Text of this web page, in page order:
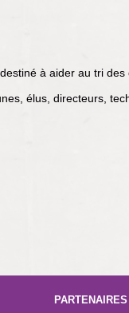
à aider au tri
élus, directeurs,
PARTENAIRES